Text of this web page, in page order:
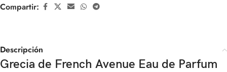
Compartir:
Descripción
Grecia de French Avenue Eau de Parfum